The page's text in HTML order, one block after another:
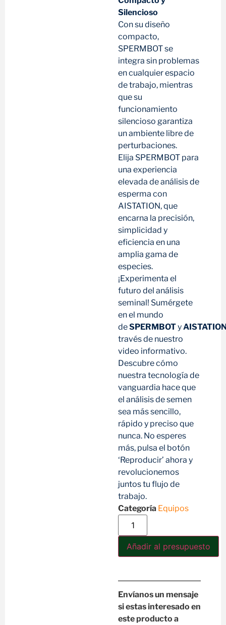
Silencioso
Con su diseño
compacto,
SPERMBOT se
integra sin problemas
en cualquier espacio
de trabajo, mientras
que su
funcionamiento
silencioso garantiza
un ambiente libre de
perturbaciones.
Elija SPERMBOT para
una experiencia
elevada de análisis de
esperma con
AISTATION, que
encarna la precisión,
simplicidad y
eficiencia en una
amplia gama de
especies.
¡Experimenta el
futuro del análisis
seminal! Sumérgete
en el mundo
deSPERMBOTy
través de nuestro
video informativo.
Descubre cómo
nuestra tecnología de
vanguardia hace que
el análisis de semen
sea más sencillo,
rápido y preciso que
nunca. No esperes
más, pulsa el botón
‘Reproducir’ ahora y
revolucionemos
juntos tu flujo de
trabajo.
Categoría Equipos
Añadir al presupuesto
Envíanos un mensaje
si estas interesado en
este producto a